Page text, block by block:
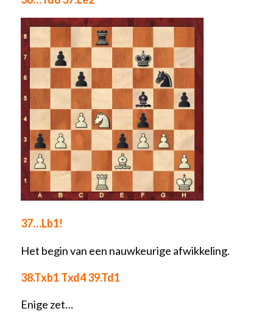
37…Lb1!
Het begin van een nauwkeurige afwikkeling.
38.Txb1 Txd4 39.Td1
Enige zet…